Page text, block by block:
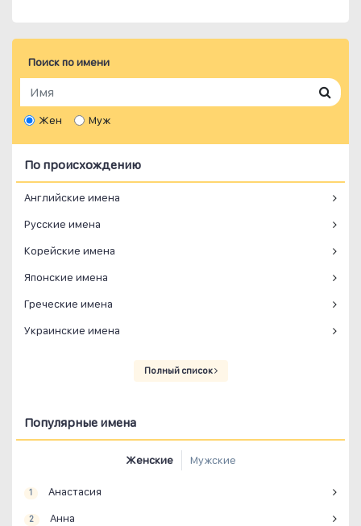
Поиск по имени
Жен Муж
По происхождению
Английские имена
Русские имена
Корейские имена
Японские имена
Греческие имена
Украинские имена
Полный список
Популярные имена
Женские Мужские
1 Анастасия
2 Анна